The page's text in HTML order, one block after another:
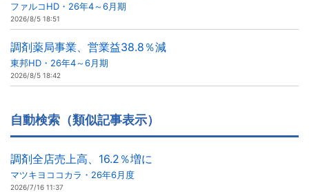
ファルコHD・26年4～6月期
2026/8/5 18:51
調剤薬局事業、営業益38.8％減
東邦HD・26年4～6月期
2026/8/5 18:42
自動検索（類似記事表示）
調剤全店売上高、16.2％増に
マツキヨココカラ・26年6月度
2026/7/16 11:37